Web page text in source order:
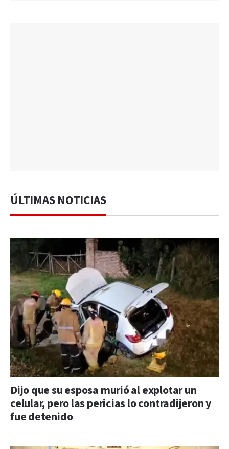
ÚLTIMAS NOTICIAS
Dijo que su esposa murió al explotar un
celular, pero las pericias lo contradijeron y
fue detenido